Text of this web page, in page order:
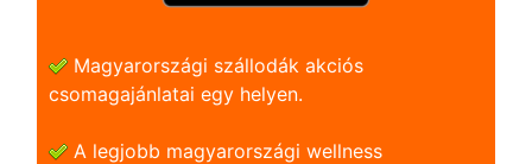
Magyarországi szállodák akciós
csomagajánlatai egy helyen.
A legjobb magyarországi wellness